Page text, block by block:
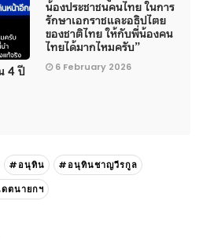
4 ปี
น้องประชาชนคนไทย ในการ
รักษาเอกราชและอธิปไตย
ของชาติไทย ให้กับพี่น้องคน
ไทยได้มากไหมครับ”
6 February 2026
#อนุทิน
#อนุทินชาญวีรกูล
ตนายกฯ